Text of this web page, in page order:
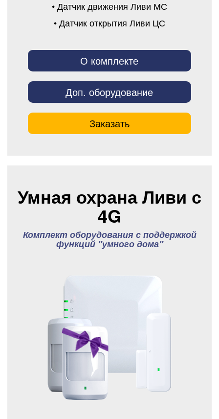
• Датчик движения Ливи МС
• Датчик открытия Ливи ЦС
О комплекте
Доп. оборудование
Заказать
Умная охрана Ливи с
4G
Комплект оборудования с поддержкой
функций "умного дома"